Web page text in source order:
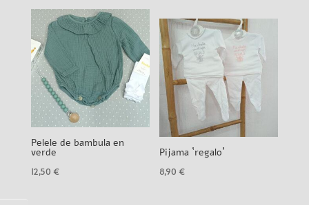
original
era:
15,99 €.
actual
es:
9,99 €.
Pelele de bambula en
verde
12,50 €
Pijama `regalo´
8,90€